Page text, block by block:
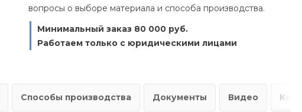
вопросы о выборе материала и способа производства.
Минимальный заказ 80 000 руб.
Работаем только с юридическими лицами
Способы производства Документы Видео